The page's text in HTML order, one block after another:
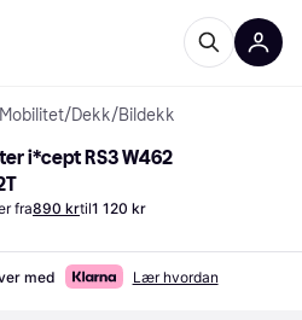
/Dekk/Bildekk
i*cept RS3 W462
fra890 krtil1 120 kr
med Lær hvordan